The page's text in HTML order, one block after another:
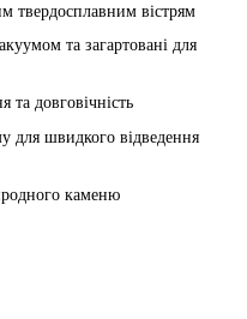
твердосплавним вістрям
та загартовані для
та довговічність
для швидкого відведення
каменю